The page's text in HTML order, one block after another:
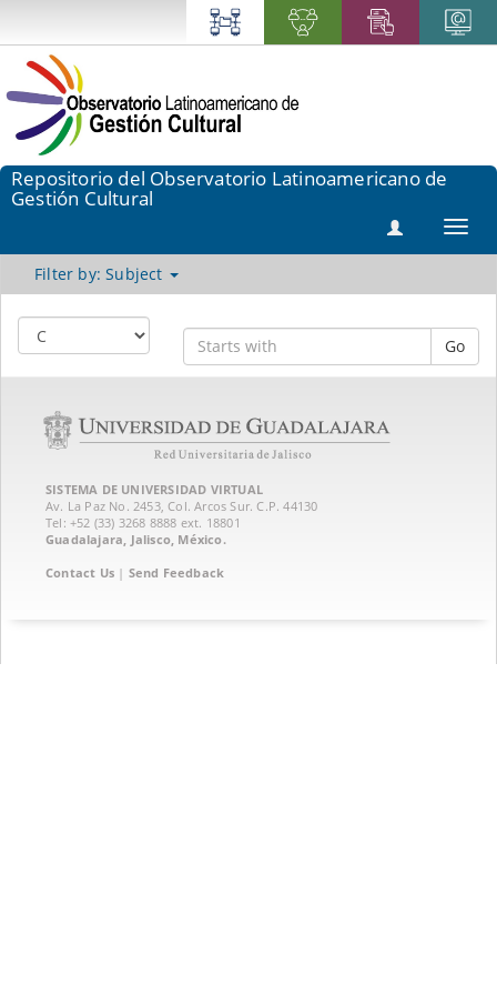
Repositorio del Observatorio Latinoamericano de
Gestión Cultural
Filter by: Subject
Go
SISTEMA DE UNIVERSIDAD VIRTUAL
Av. La Paz No. 2453, Col. Arcos Sur. C.P. 44130
Tel: +52 (33) 3268 8888‏ ext. 18801
Guadalajara, Jalisco, México.
Contact Us | Send Feedback